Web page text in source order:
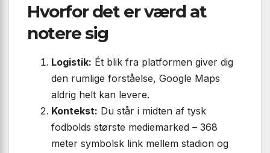
Hvorfor det er værd at
notere sig
Logistik: Ét blik fra platformen giver dig
den rumlige forståelse, Google Maps
aldrig helt kan levere.
Kontekst: Du står i midten af tysk
fodbolds største mediemarked – 368
meter symbolsk link mellem stadion og